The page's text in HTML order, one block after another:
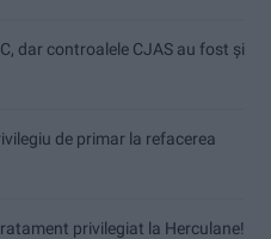
dar controalele CJAS au fost și
de primar la refacerea
privilegiat la Herculane!